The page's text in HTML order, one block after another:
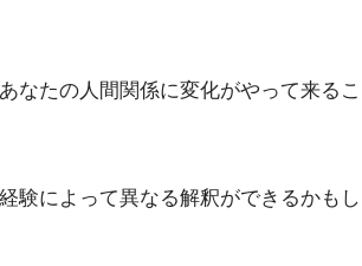
なたの人間関係に変化がやって来るこ
験によって異なる解釈ができるかもし